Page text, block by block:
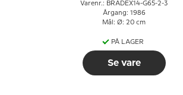
Varenr.: BRADEX14-G65-2-3
Årgang: 1986
Mål: Ø: 20 cm
PÅ LAGER
Se vare